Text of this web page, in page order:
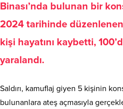
Binası’nda bulunan bir
2024 tarihinde düzenlenen
kişi hayatını kaybetti,
yaralandı.
Saldırı, kamuflaj giyen 5 kişinin
bulunanlara ateş açmasıyla